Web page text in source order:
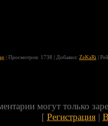
| Просмотров: 1738 | Добавил: ZeKaRi |
могут только
[ Регистрация|